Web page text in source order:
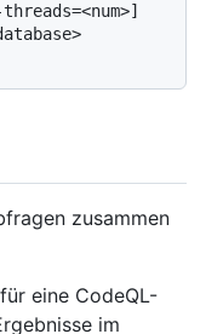
zusammen
eine CodeQL-
im